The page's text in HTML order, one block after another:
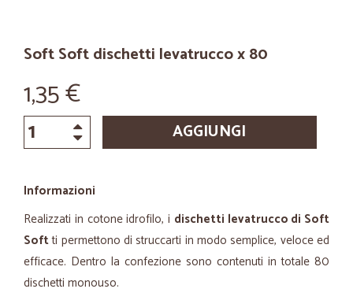
Soft Soft dischetti levatrucco x 80
1,35 €
AGGIUNGI
Informazioni
Realizzati in cotone idrofilo, i dischetti levatrucco di Soft
Softti permettono di struccarti in modo semplice, veloce ed
efficace. Dentro la confezione sono contenuti in totale 80
dischetti monouso.